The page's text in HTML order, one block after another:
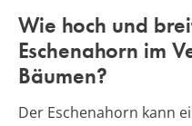
Wie hoch und
Eschenahorn im
Bäumen?
Der Eschenahorn kann